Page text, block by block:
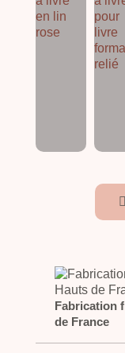
Fabrication
de France